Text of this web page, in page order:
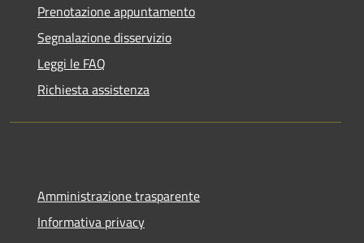
Prenotazione appuntamento
Segnalazione disservizio
Leggi le FAQ
Richiesta assistenza
Amministrazione trasparente
Informativa privacy